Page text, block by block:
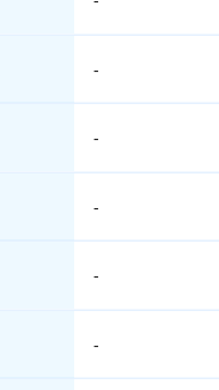
-
-
-
-
-